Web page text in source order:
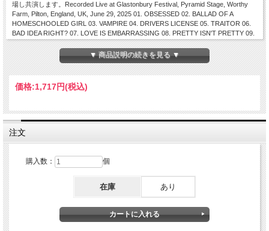
場し共演します。Recorded Live at Glastonbury Festival, Pyramid Stage, Worthy
Farm, Pilton, England, UK, June 29, 2025 01. OBSESSED 02. BALLAD OF A
HOMESCHOOLED GIRL 03. VAMPIRE 04. DRIVERS LICENSE 05. TRAITOR 06.
BAD IDEA RIGHT? 07. LOVE IS EMBARRASSING 08. PRETTY ISN'T PRETTY 09.
HAPPIER 10. ENOUGH FOR YOU 11. FRIDAY I'M IN LOVE * 12. JUST LIKE
HEAVEN * 13. SO AMERICAN 14. Band Introductions 15. JEALOUSY, JEALOUSY
16. FAVORITE CRIME 17. DEJA VU 18. BRUTAL 19. ALL-AMERICAN BITCH 20.
GOOD 4 U 21. GET HIM BACK! * With Robert Smith PRO-Shot // Full HD
(1920x1080) 16:9 // Dolby Digital Stereo // Total Running Time : 86 min
▼ 商品説明の続きを見る ▼
価格:1,717円(税込)
注文
購入数： 個
在庫 あり